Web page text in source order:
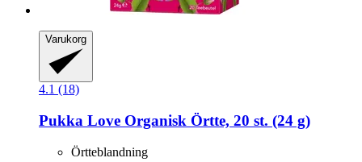
Varukorg
4.1 (18)
Pukka Love Organisk Örtte, 20 st. (24 g)
Örtteblandning